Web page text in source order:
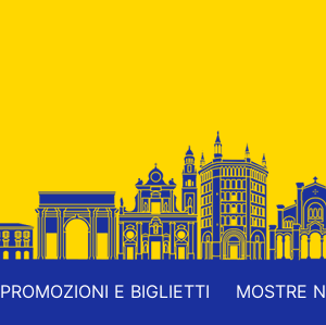
PROMOZIONI E BIGLIETTI MOSTRE